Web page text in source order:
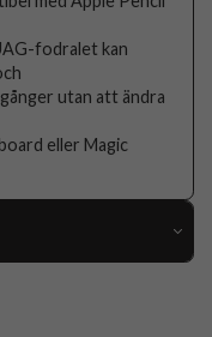
fodralet kan
utan att ändra
eller Magic